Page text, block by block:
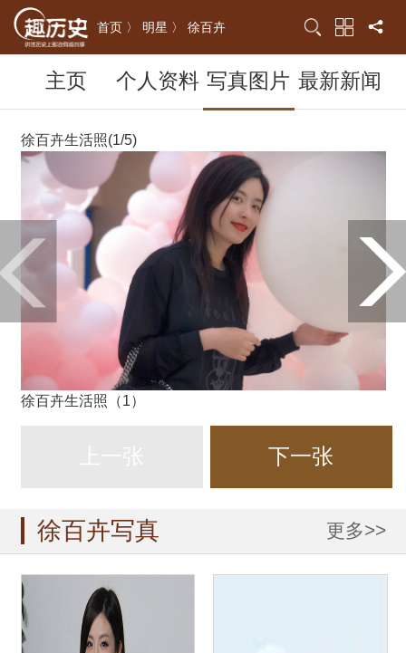
首页 〉 明星 〉 徐百卉
主页 个人资料 写真图片 最新新闻
徐百卉生活照(1/5)
徐百卉生活照（1）
下一张
徐百卉写真 更多>>